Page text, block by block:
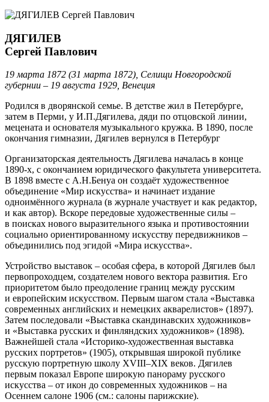
ДЯГИЛЕВ
Сергей Павлович
19 марта 1872 (31 марта 1872), Селищи Новгородской
губернии – 19 августа 1929, Венеция
Родился в дворянской семье. В детстве жил в Петербурге,
затем в Перми, у И.П.Дягилева, дяди по отцовской линии,
мецената и основателя музыкального кружка. В 1890, после
окончания гимназии, Дягилев вернулся в Петербург
Организаторская деятельность Дягилева началась в конце
1890-х, с окончанием юридического факультета университета.
В 1898 вместе с А.Н.Бенуа он создаёт художественное
объединение «Мир искусства» и начинает издание
одноимённого журнала (в журнале участвует и как редактор,
и как автор). Вскоре передовые художественные силы –
в поисках нового выразительного языка и противостоянии
социально ориентированному искусству передвижников –
объединились под эгидой «Мира искусства».
Устройство выставок – особая сфера, в которой Дягилев был
первопроходцем, создателем нового вектора развития. Его
приоритетом было преодоление границ между русским
и европейским искусством. Первым шагом стала «Выставка
современных английских и немецких акварелистов» (1897).
Затем последовали «Выставка скандинавских художников»
и «Выставка русских и финляндских художников» (1898).
Важнейшей стала «Историко-художественная выставка
русских портретов» (1905), открывшая широкой публике
русскую портретную школу XVIII–XIX веков. Дягилев
первым показал Европе широкую панораму русского
искусства – от икон до современных художников – на
Осеннем салоне 1906 (см.: салоны парижские).